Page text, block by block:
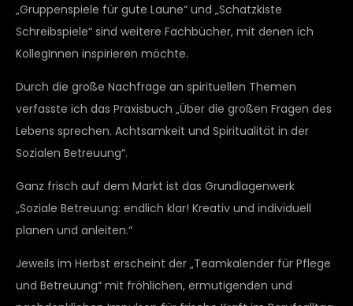
„Gruppenspiele für gute Laune“ und „Schatzkiste
Schreibspiele“ sind weitere Fachbücher, mit denen ich
KollegInnen inspirieren möchte.
Durch die große Nachfrage an spirituellen Themen
verfasste ich das Praxisbuch „Über die großen Fragen des
Lebens sprechen. Achtsamkeit und Spiritualität in der
Sozialen Betreuung“.
Ganz frisch auf dem Markt ist das Grundlagenwerk
„Soziale Betreuung: endlich klar! Kreativ und individuell
planen und anleiten.“
Jeweils im Herbst erscheint der „Teamkalender für Pflege
und Betreuung“ mit fröhlichen, ermutigenden und